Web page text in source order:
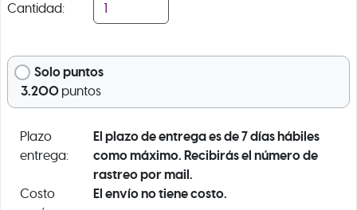
Cantidad:
Solo puntos
3.200 puntos
Plazo
entrega:
El plazo de entrega es de 7 días hábiles
como máximo. Recibirás el número de
rastreo por mail.
Costo
El envío no tiene costo.